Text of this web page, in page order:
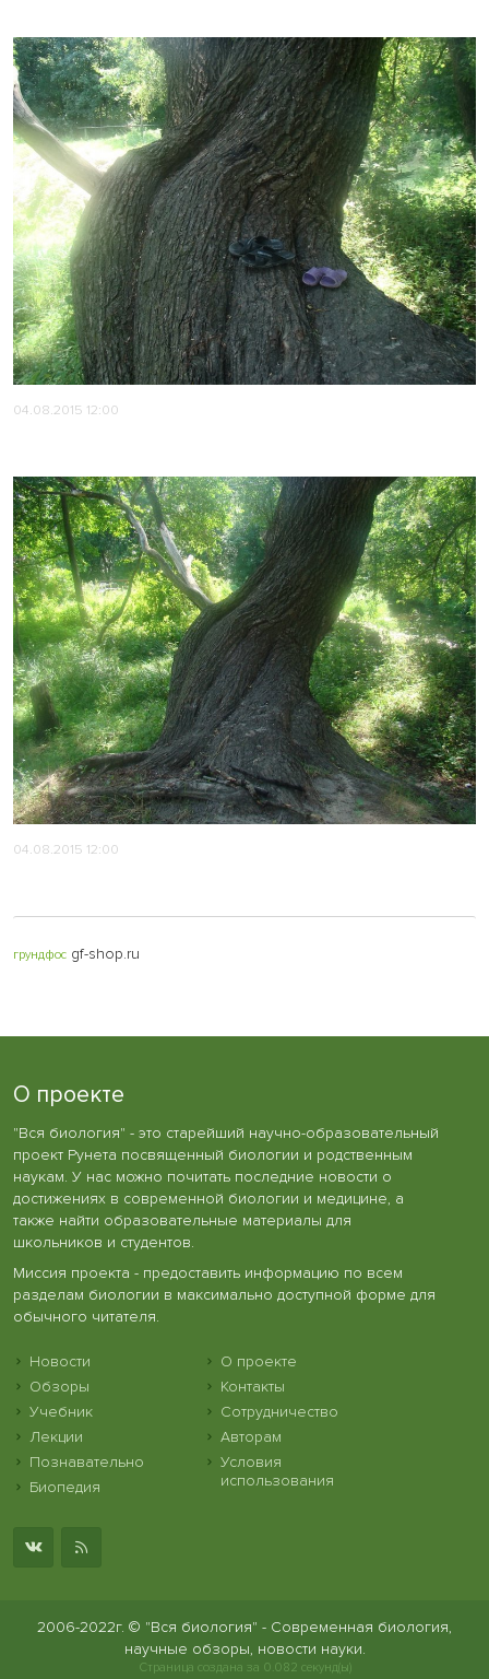
04.08.2015 12:00
04.08.2015 12:00
грундфос gf-shop.ru
О проекте
"Вся биология" - это старейший научно-образовательный
проект Рунета посвященный биологии и родственным
наукам. У нас можно почитать последние новости о
достижениях в современной биологии и медицине, а
также найти образовательные материалы для
школьников и студентов.
Миссия проекта - предоставить информацию по всем
разделам биологии в максимально доступной форме для
обычного читателя.
Новости
Обзоры
Учебник
Лекции
Познавательно
Биопедия
О проекте
Контакты
Сотрудничество
Авторам
Условия
использования
2006-2022г. © "Вся биология" - Современная биология,
научные обзоры, новости науки.
Страница создана за 0.082 секунд(ы)